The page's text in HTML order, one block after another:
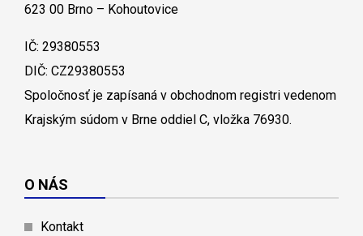
623 00 Brno – Kohoutovice
IČ: 29380553
DIČ: CZ29380553
Spoločnosť je zapísaná v obchodnom registri vedenom
Krajským súdom v Brne oddiel C, vložka 76930.
O NÁS
Kontakt